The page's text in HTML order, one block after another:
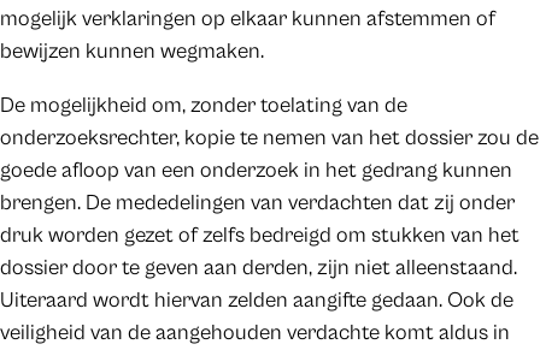
mogelijk verklaringen op elkaar kunnen afstemmen of
bewijzen kunnen wegmaken.
De mogelijkheid om, zonder toelating van de
onderzoeksrechter, kopie te nemen van het dossier zou de
goede afloop van een onderzoek in het gedrang kunnen
brengen. De mededelingen van verdachten dat zij onder
druk worden gezet of zelfs bedreigd om stukken van het
dossier door te geven aan derden, zijn niet alleenstaand.
Uiteraard wordt hiervan zelden aangifte gedaan. Ook de
veiligheid van de aangehouden verdachte komt aldus in